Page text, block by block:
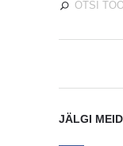
JÄLGI MEID